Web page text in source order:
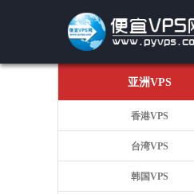
亚洲VPS
香港VPS
台湾VPS
韩国VPS